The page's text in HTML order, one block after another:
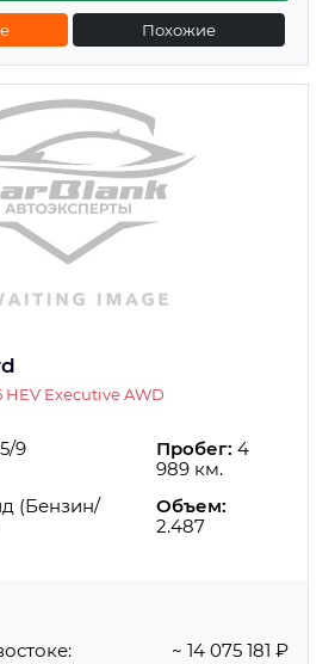
Похожие
HEV Executive AWD
9 Пробег: 4
989 км.
(Бензин/
Объем:
2.487
~ 14 075 181 ₽